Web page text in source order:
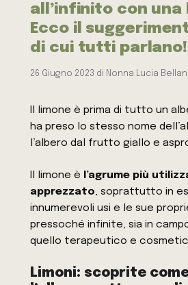
all’infinito con
Ecco il
di cui tutti parlano!
26 Giugno 2023 di Nonna Lucia
Il limone è prima di tutto un
ha preso lo stesso nome
l’albero dal frutto giallo e
Il limone è l’agrume più
apprezzato, soprattutto in
innumerevoli usi e le sue
pressoché infinite, sia in
quello terapeutico e
Limoni: scoprite